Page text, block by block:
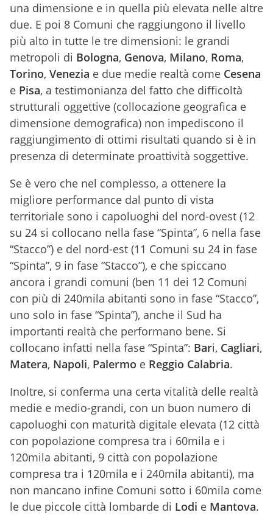
una dimensione e in quella più elevata nelle altre
due. E poi 8 Comuni che raggiungono il livello
più alto in tutte le tre dimensioni: le grandi
metropoli di Bologna, Genova, Milano, Roma,
Torino, Venezia e due medie realtà come Cesena
e Pisa, a testimonianza del fatto che difficoltà
strutturali oggettive (collocazione geografica e
dimensione demografica) non impediscono il
raggiungimento di ottimi risultati quando si è in
presenza di determinate proattività soggettive.
Se è vero che nel complesso, a ottenere la
migliore performance dal punto di vista
territoriale sono i capoluoghi del nord-ovest (12
su 24 si collocano nella fase “Spinta”, 6 nella fase
“Stacco”) e del nord-est (11 Comuni su 24 in fase
“Spinta”, 9 in fase “Stacco”), e che spiccano
ancora i grandi comuni (ben 11 dei 12 Comuni
con più di 240mila abitanti sono in fase “Stacco”,
uno solo in fase “Spinta”), anche il Sud ha
importanti realtà che performano bene. Si
collocano infatti nella fase “Spinta”: Bari, Cagliari,
Matera, Napoli, Palermo e Reggio Calabria.
Inoltre, si conferma una certa vitalità delle realtà
medie e medio-grandi, con un buon numero di
capoluoghi con maturità digitale elevata (12 città
con popolazione compresa tra i 60mila e i
120mila abitanti, 9 città con popolazione
compresa tra i 120mila e i 240mila abitanti), ma
non mancano infine Comuni sotto i 60mila come
le due piccole città lombarde di Lodi e Mantova.